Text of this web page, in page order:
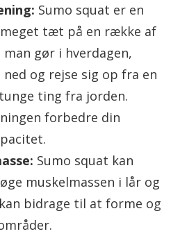
Sumo squat er en
meget tæt på en række af
gør i hverdagen,
ned og rejse sig op fra en
ting fra jorden.
forbedre din
Sumo squat kan
muskelmassen i lår og
bidrage til at forme og